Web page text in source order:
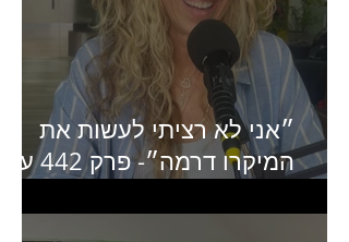
״אני לא רציתי לעשות את
המיקרו דרמה״- פרק 442 עם
של יד2